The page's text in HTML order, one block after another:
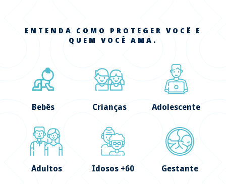
ENTENDA COMO PROTEGER VOCÊ E
QUEM VOCÊ AMA.
Bebês Crianças Adolescente
Adultos Idosos +60 Gestante